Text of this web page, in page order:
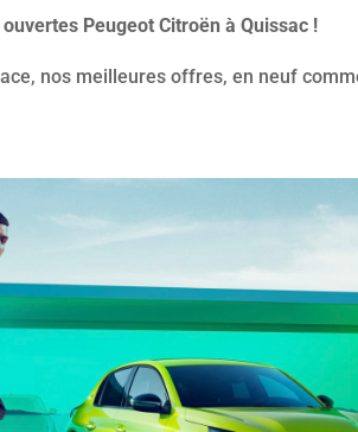
Peugeot Citroën à Quissac !
nos meilleures offres, en neuf